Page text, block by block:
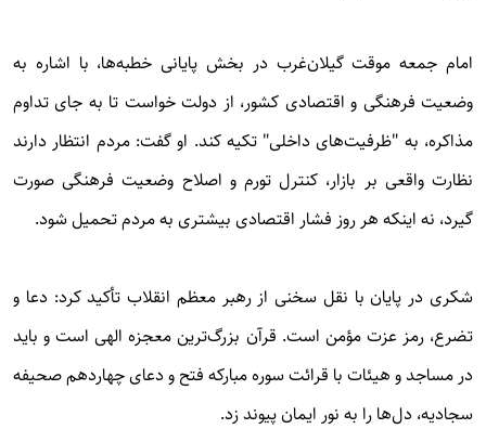
امام جمعه موقت گیلان‌غرب در بخش پایانی خطبه‌ها، با اشاره به
وضعیت فرهنگی و اقتصادی کشور، از دولت خواست تا به جای تداوم
مذاکره، به "ظرفیت‌های داخلی" تکیه کند. او گفت: مردم انتظار دارند
نظارت واقعی بر بازار، کنترل تورم و اصلاح وضعیت فرهنگی صورت
گیرد، نه اینکه هر روز فشار اقتصادی بیشتری به مردم تحمیل شود.
شکری در پایان با نقل سخنی از رهبر معظم انقلاب تأکید کرد: دعا و
تضرع، رمز عزت مؤمن است. قرآن بزرگ‌ترین معجزه الهی است و باید
در مساجد و هیئات با قرائت سوره مبارکه فتح و دعای چهاردهم صحیفه
سجادیه، دل‌ها را به نور ایمان پیوند زد.